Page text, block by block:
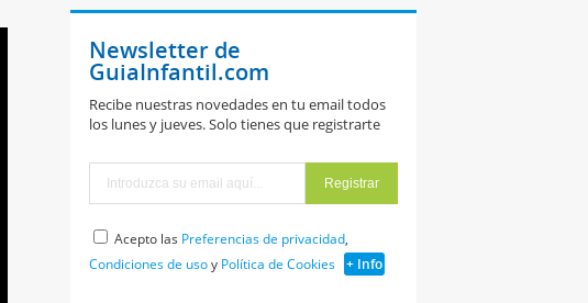
Newsletter de
GuiaInfantil.com
Recibe nuestras novedades en tu email todos
los lunes y jueves. Solo tienes que registrarte
Acepto las Preferencias de privacidad,
Condiciones de usoy Política de Cookies + Info